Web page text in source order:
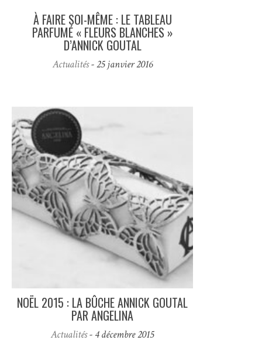
À FAIRE SOI-MÊME : LE TABLEAU
PARFUMÉ « FLEURS BLANCHES »
D’ANNICK GOUTAL
Actualités- 25 janvier 2016
NOËL 2015 : LA BÛCHE ANNICK GOUTAL
PAR ANGELINA
Actualités- 4 décembre 2015